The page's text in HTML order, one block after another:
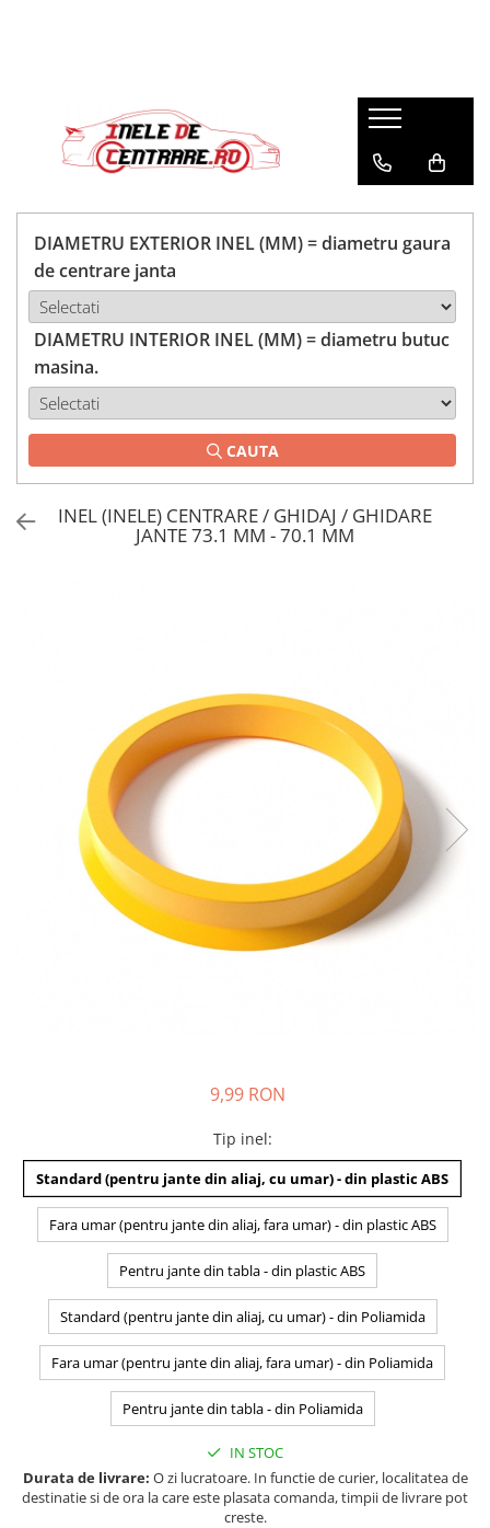
DIAMETRU EXTERIOR INEL (MM) = diametru gaura
de centrare janta
DIAMETRU INTERIOR INEL (MM) = diametru butuc
masina.
CAUTA
INEL (INELE) CENTRARE / GHIDAJ / GHIDARE
JANTE 73.1 MM - 70.1 MM
9,99 RON
Tip inel:
Standard (pentru jante din aliaj, cu umar) - din plastic ABS
Fara umar (pentru jante din aliaj, fara umar) - din plastic ABS
Pentru jante din tabla - din plastic ABS
Standard (pentru jante din aliaj, cu umar) - din Poliamida
Fara umar (pentru jante din aliaj, fara umar) - din Poliamida
Pentru jante din tabla - din Poliamida
IN STOC
Durata de livrare: O zi lucratoare. In functie de curier, localitatea de
destinatie si de ora la care este plasata comanda, timpii de livrare pot
creste.